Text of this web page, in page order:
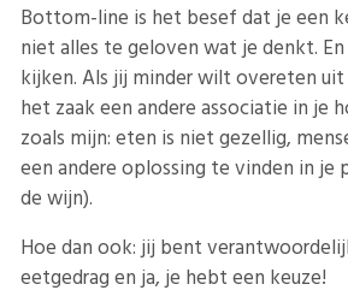
Bottom-line is het besef dat je een
niet alles te geloven wat je denkt.
kijken. Als jij minder wilt overeten
het zaak een andere associatie in je
zoals mijn: eten is niet gezellig,
een andere oplossing te vinden in je
de wijn).
Hoe dan ook: jij bent
eetgedrag en ja, je hebt een keuze!